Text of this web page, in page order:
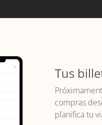
Tus
compras
planifica tu